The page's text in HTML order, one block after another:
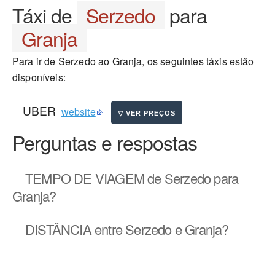
Táxi de Serzedo para
Granja
Para ir de Serzedo ao Granja, os seguintes táxis estão
disponíveis:
UBER website
Perguntas e respostas
TEMPO DE VIAGEMde Serzedo para
Granja?
DISTÂNCIAentre Serzedo e Granja?